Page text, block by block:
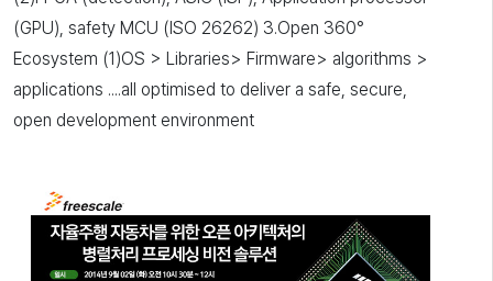
(GPU), safety MCU (ISO 26262) 3.Open 360°
Ecosystem (1)OS > Libraries> Firmware> algorithms >
applications ....all optimised to deliver a safe, secure,
open development environment